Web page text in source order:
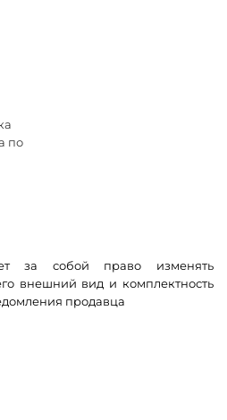
по
за собой право изменять
внешний вид и комплектность
продавца